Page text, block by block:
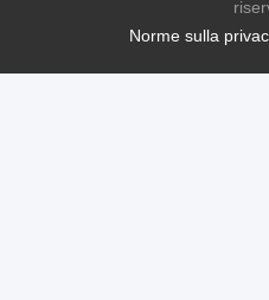
Norme sulla